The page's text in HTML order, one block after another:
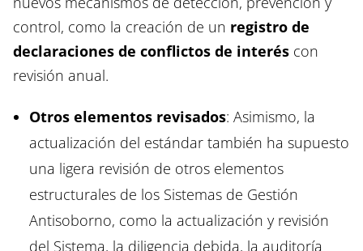
control, como la creación de un registro de
declaraciones de conflictos de interés con
revisión anual.
Otros elementos revisados: Asimismo, la
actualización del estándar también ha supuesto
una ligera revisión de otros elementos
estructurales de los Sistemas de Gestión
Antisoborno, como la actualización y revisión
del Sistema, la diligencia debida, la auditoría